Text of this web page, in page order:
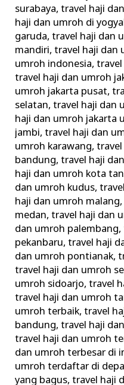
surabaya,travel haji
haji dan umroh di
garuda,travel haji dan
mandiri,travel haji dan
umroh indonesia,
travel haji dan umroh
umroh jakarta pusat,
selatan,travel haji dan
haji dan umroh jakarta
jambi,travel haji dan
umroh karawang,
bandung,travel haji
haji dan umroh kota
dan umroh kudus,
haji dan umroh malang
medan,travel haji dan
dan umroh palembang,
pekanbaru,travel haji
dan umroh pontianak,
travel haji dan umroh
umroh sidoarjo,travel
travel haji dan umroh
umroh terbaik,travel
bandung,travel haji
travel haji dan umroh
dan umroh terbesar di
umroh terdaftar di
yang bagus,travel haji